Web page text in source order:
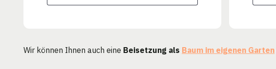
Wir können Ihnen auch eine Beisetzung als Baum im eigenen Garten